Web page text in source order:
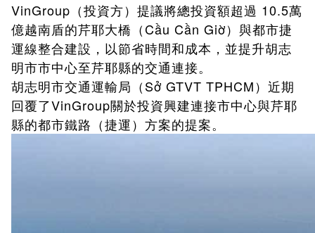
VinGroup（投資方）提議將總投資額超過 10.5萬
億越南盾的芹耶大橋（Cầu Cần Giờ）與都市捷
運線整合建設，以節省時間和成本，並提升胡志
明市市中心至芹耶縣的交通連接。
胡志明市交通運輸局（Sở GTVT TPHCM）近期
回覆了VinGroup關於投資興建連接市中心與芹耶
縣的都市鐵路（捷運）方案的提案。